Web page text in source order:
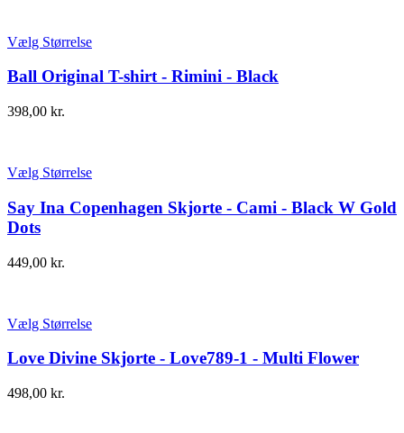
Vælg Størrelse
Ball Original T-shirt - Rimini - Black
398,00 kr.
Vælg Størrelse
Say Ina Copenhagen Skjorte - Cami - Black W Gold
Dots
449,00 kr.
Vælg Størrelse
Love Divine Skjorte - Love789-1 - Multi Flower
498,00 kr.